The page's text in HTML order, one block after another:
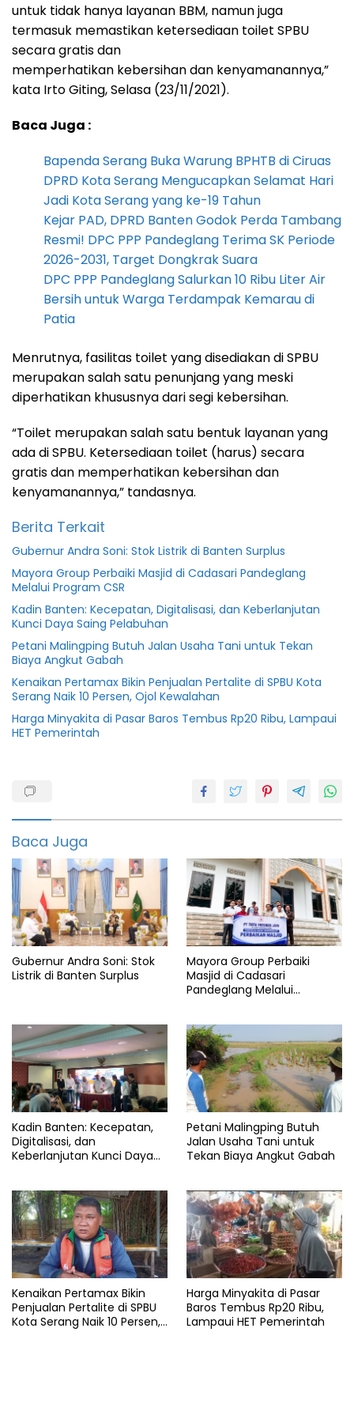
untuk tidak hanya layanan BBM, namun juga
termasuk memastikan ketersediaan toilet SPBU
secara gratis dan
memperhatikan kebersihan dan kenyamanannya,”
kata Irto Giting, Selasa (23/11/2021).
Baca Juga :
Bapenda Serang Buka Warung BPHTB di Ciruas
DPRD Kota Serang Mengucapkan Selamat Hari
Jadi Kota Serang yang ke-19 Tahun
Kejar PAD, DPRD Banten Godok Perda Tambang
Resmi! DPC PPP Pandeglang Terima SK Periode
2026-2031, Target Dongkrak Suara
DPC PPP Pandeglang Salurkan 10 Ribu Liter Air
Bersih untuk Warga Terdampak Kemarau di
Patia
Menrutnya, fasilitas toilet yang disediakan di SPBU
merupakan salah satu penunjang yang meski
diperhatikan khususnya dari segi kebersihan.
“Toilet merupakan salah satu bentuk layanan yang
ada di SPBU. Ketersediaan toilet (harus) secara
gratis dan memperhatikan kebersihan dan
kenyamanannya,” tandasnya.
Berita Terkait
Gubernur Andra Soni: Stok Listrik di Banten Surplus
Mayora Group Perbaiki Masjid di Cadasari Pandeglang
Melalui Program CSR
Kadin Banten: Kecepatan, Digitalisasi, dan Keberlanjutan
Kunci Daya Saing Pelabuhan
Petani Malingping Butuh Jalan Usaha Tani untuk Tekan
Biaya Angkut Gabah
Kenaikan Pertamax Bikin Penjualan Pertalite di SPBU Kota
Serang Naik 10 Persen, Ojol Kewalahan
Harga Minyakita di Pasar Baros Tembus Rp20 Ribu, Lampaui
HET Pemerintah
tohir
Gratis
Pertamina
SPBU
Toilet
Baca Juga
Gubernur Andra Soni: Stok
Listrik di Banten Surplus
Mayora Group Perbaiki
Masjid di Cadasari
Pandeglang Melalui
Kadin Banten: Kecepatan,
Digitalisasi, dan
Keberlanjutan Kunci Daya
Petani Malingping Butuh
Jalan Usaha Tani untuk
Tekan Biaya Angkut Gabah
Kenaikan Pertamax Bikin
Penjualan Pertalite di SPBU
Kota Serang Naik 10 Persen,
Harga Minyakita di Pasar
Baros Tembus Rp20 Ribu,
Lampaui HET Pemerintah